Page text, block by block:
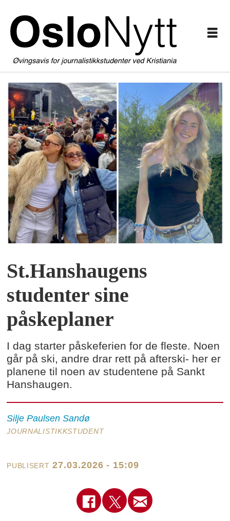
St.Hanshaugens
studenter sine
påskeplaner
I dag starter påskeferien for de fleste. Noen
går på ski, andre drar rett på afterski- her er
planene til noen av studentene på Sankt
Hanshaugen.
Silje Paulsen Sandø
JOURNALISTIKKSTUDENT
PUBLISERT 27.03.2026 - 15:09